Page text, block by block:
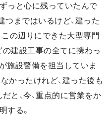
っと心に残っていたんで
つまではいるけど、建った
この辺りにできた大型専門
建設工事の全てに携わっ
施設警備を担当していま
かったけれど、建った後も
と、今、重点的に営業をか
する。